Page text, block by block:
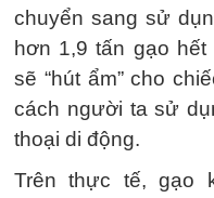
chuyển sang sử
hơn 1,9 tấn gạo
sẽ “hút ẩm” cho
cách người ta sử
thoại di động.
Trên thực tế, gạo